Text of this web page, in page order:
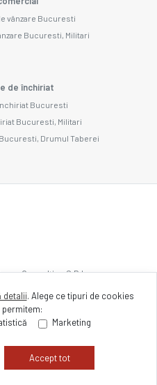
vânzare Bucuresti
Bucuresti, Militari
de închiriat
Bucuresti
Bucuresti, Militari
Drumul Taberei
Consulting S.R.L.
detalii. Alege ce tipuri de cookies
Marketing
Accept tot